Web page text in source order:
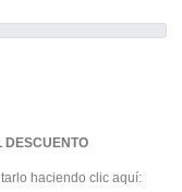
DESCUENTO
haciendo clic aquí: